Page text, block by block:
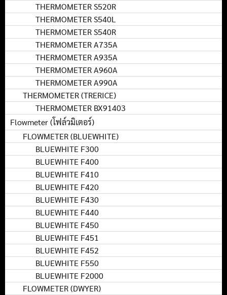
THERMOMETER S520R
THERMOMETER S540L
THERMOMETER S540R
THERMOMETER A735A
THERMOMETER A935A
THERMOMETER A960A
THERMOMETER A990A
THERMOMETER (TRERICE)
THERMOMETER BX91403
Flowmeter (โฟล์วมิเตอร์)
FLOWMETER (BLUEWHITE)
BLUEWHITE F300
BLUEWHITE F400
BLUEWHITE F410
BLUEWHITE F420
BLUEWHITE F430
BLUEWHITE F440
BLUEWHITE F450
BLUEWHITE F451
BLUEWHITE F452
BLUEWHITE F550
BLUEWHITE F2000
FLOWMETER (DWYER)